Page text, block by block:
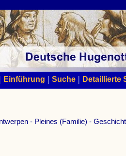
Einführung | Suche| Detaillierte
- Pleines (Familie) -